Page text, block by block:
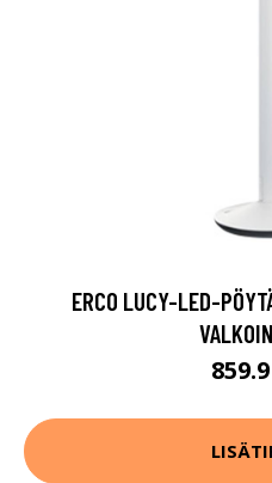
ERCO LUCY-LED-